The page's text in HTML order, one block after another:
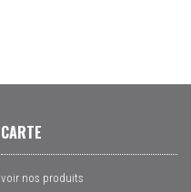
CARTE
voir nos produits